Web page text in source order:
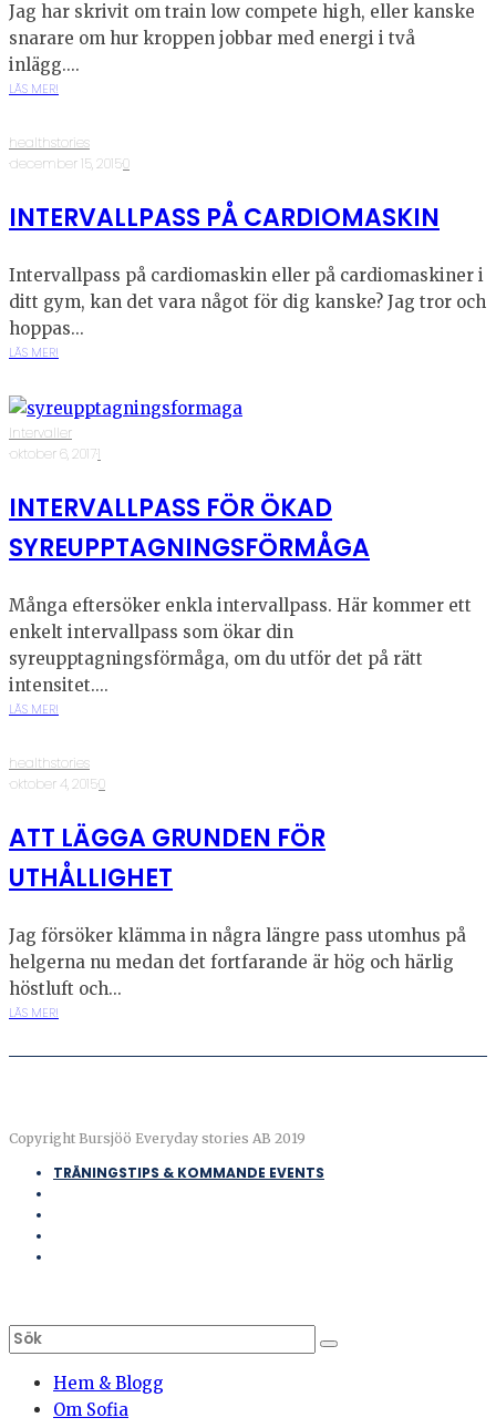
Jag har skrivit om train low compete high, eller kanske
snarare om hur kroppen jobbar med energi i två
inlägg....
LÄS MER!
healthstories
·december 15, 2015·0
INTERVALLPASS PÅ CARDIOMASKIN
Intervallpass på cardiomaskin eller på cardiomaskiner i
ditt gym, kan det vara något för dig kanske? Jag tror och
hoppas...
LÄS MER!
Intervaller
·oktober 6, 2017·1
INTERVALLPASS FÖR ÖKAD
SYREUPPTAGNINGSFÖRMÅGA
Många eftersöker enkla intervallpass. Här kommer ett
enkelt intervallpass som ökar din
syreupptagningsförmåga, om du utför det på rätt
intensitet....
LÄS MER!
healthstories
·oktober 4, 2015·0
ATT LÄGGA GRUNDEN FÖR
UTHÅLLIGHET
Jag försöker klämma in några längre pass utomhus på
helgerna nu medan det fortfarande är hög och härlig
höstluft och...
LÄS MER!
Copyright Bursjöö Everyday stories AB 2019
TRÄNINGSTIPS & KOMMANDE EVENTS
Hem & Blogg
Om Sofia